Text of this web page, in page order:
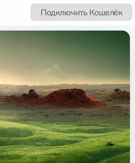
Подключить Кошелёк